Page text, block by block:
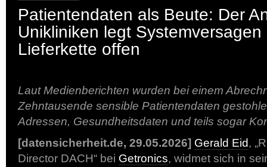
Patientendaten als Beute: Der
Unikliniken legt Systemversagen
Lieferkette offen
Laut Medienberichten wurden bei einem
Zehntausende sensible Patientendaten
Adressen, Gesundheitsdaten und teils sogar
[datensicherheit.de, 29.05.2026] Gerald Eid,
Director DACH“ bei Getronics, widmet sich in